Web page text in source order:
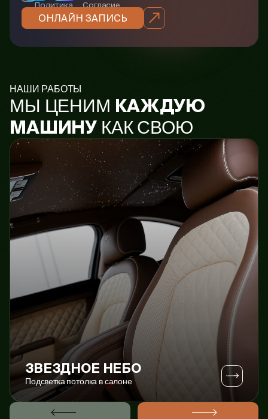
Политика · Согласие
ОНЛАЙН ЗАПИСЬ
НАШИ РАБОТЫ
МЫ ЦЕНИМ КАЖДУЮ
МАШИНУ КАК СВОЮ
ЗВЕЗДНОЕ НЕБО
Подсветка потолка в салоне